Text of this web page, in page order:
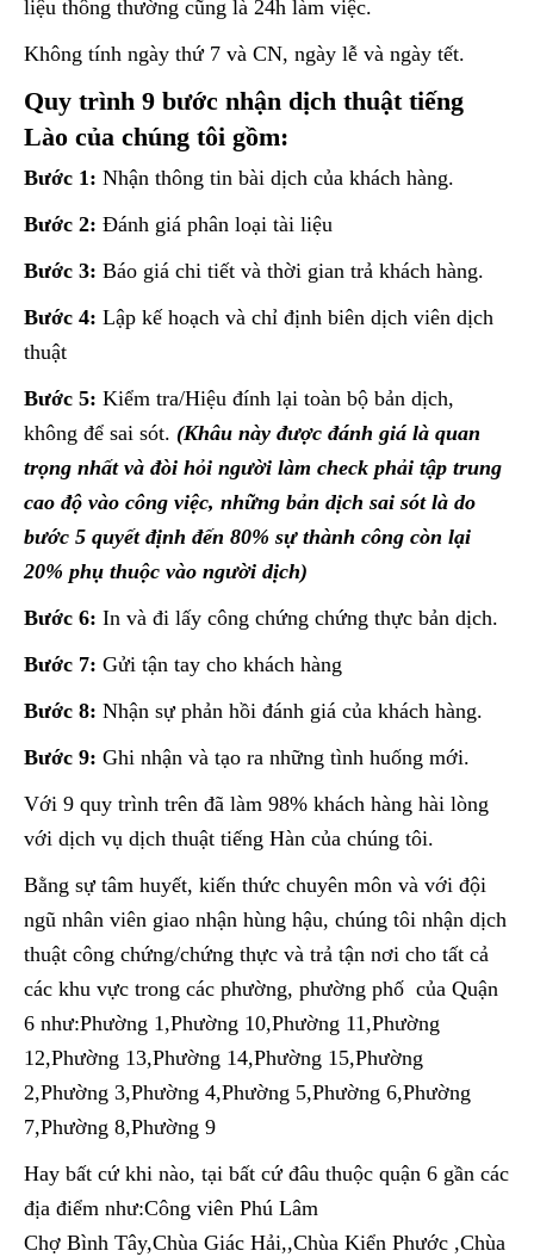
liệu thông thường cũng là 24h làm việc.
Không tính ngày thứ 7 và CN, ngày lễ và ngày tết.
Quy trình 9 bước nhận dịch thuật tiếng
Lào của chúng tôi gồm:
Bước 1: Nhận thông tin bài dịch của khách hàng.
Bước 2: Đánh giá phân loại tài liệu
Bước 3: Báo giá chi tiết và thời gian trả khách hàng.
Bước 4: Lập kế hoạch và chỉ định biên dịch viên dịch
thuật
Bước 5: Kiểm tra/Hiệu đính lại toàn bộ bản dịch,
không để sai sót. (Khâu này được đánh giá là quan
trọng nhất và đòi hỏi người làm check phải tập trung
cao độ vào công việc, những bản dịch sai sót là do
bước 5 quyết định đến 80% sự thành công còn lại
20% phụ thuộc vào người dịch)
Bước 6: In và đi lấy công chứng chứng thực bản dịch.
Bước 7: Gửi tận tay cho khách hàng
Bước 8: Nhận sự phản hồi đánh giá của khách hàng.
Bước 9: Ghi nhận và tạo ra những tình huống mới.
Với 9 quy trình trên đã làm 98% khách hàng hài lòng
với dịch vụ dịch thuật tiếng Hàn của chúng tôi.
Bằng sự tâm huyết, kiến thức chuyên môn và với đội
ngũ nhân viên giao nhận hùng hậu, chúng tôi nhận dịch
thuật công chứng/chứng thực và trả tận nơi cho tất cả
các khu vực trong các phường, phường phố của Quận
6 như:Phường 1,Phường 10,Phường 11,Phường
12,Phường 13,Phường 14,Phường 15,Phường
2,Phường 3,Phường 4,Phường 5,Phường 6,Phường
7,Phường 8,Phường 9
Hay bất cứ khi nào, tại bất cứ đâu thuộc quận 6 gần các
địa điểm như:Công viên Phú Lâm
Chợ Bình Tây,Chùa Giác Hải,,Chùa Kiển Phước ,Chùa